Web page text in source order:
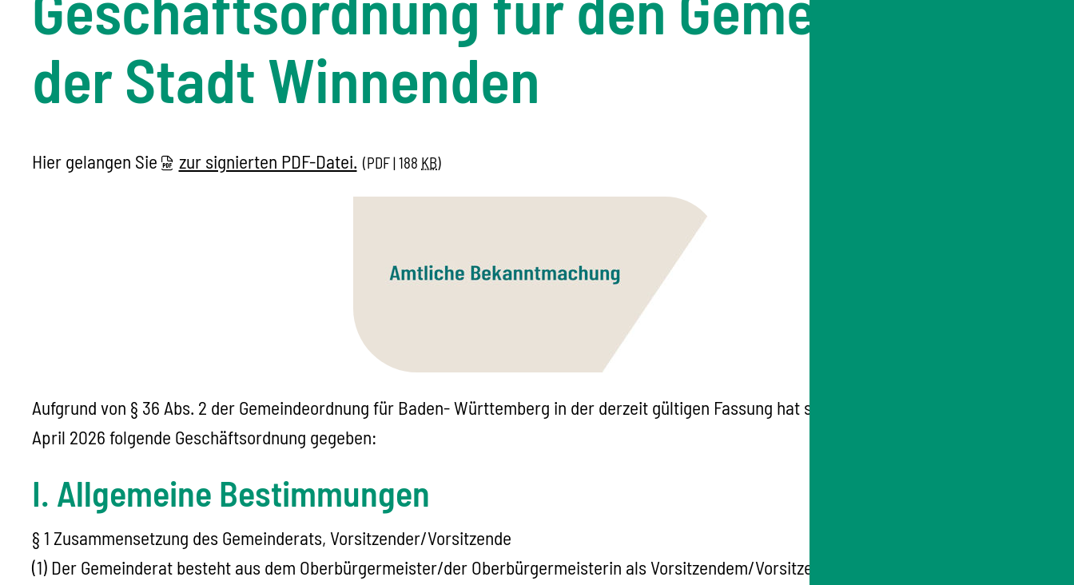
der Stadt Winnenden
Hier gelangen Sie zur signierten PDF-Datei. (PDF | 188 KB)
Aufgrund von § 36 Abs. 2 der Gemeindeordnung für Baden- Württemberg in der derzeit gültigen Fassung hat sich der Gemeinderat am 28.
April 2026 folgende Geschäftsordnung gegeben:
I. Allgemeine Bestimmungen
§ 1 Zusammensetzung des Gemeinderats, Vorsitzender/Vorsitzende
(1) Der Gemeinderat besteht aus dem Oberbürgermeister/der Oberbürgermeisterin als Vorsitzendem/Vorsitzende und den ehrenamtlichen